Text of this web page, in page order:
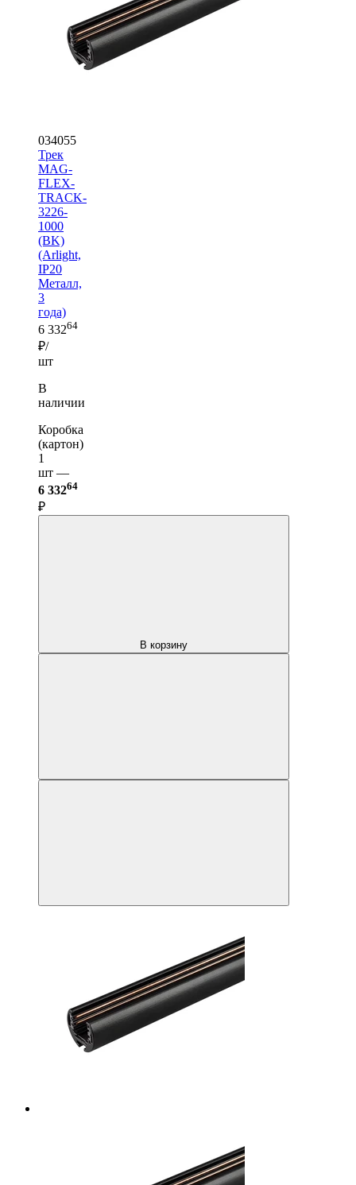
034055
Трек
MAG-
FLEX-
TRACK-
3226-
1000
(BK)
(Arlight,
IP20
Металл,
3
года)
6 33264
₽/
шт
В
наличии
Коробка
(картон)
1
шт —
6 33264
₽
В корзину